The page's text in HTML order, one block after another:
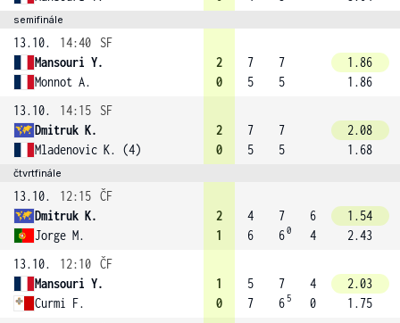
semifinále
13.10. 14:40
SF
Mansouri Y.
Monnot A.
2
0
7
5
7
5
1.86
1.86
13.10.
14:15
SF
Dmitruk K.
Mladenovic K. (4)
2
0
7
5
7
5
2.08
1.68
čtvrtfinále
13.10. 12:15 ČF
Dmitruk K.
Jorge M.
2
1
4
6
7
60
6
4
1.54
2.43
13.10.
12:10 ČF
Mansouri Y.
Curmi F.
1
0
5
7
7
6 5
4
0
2.03
1.75